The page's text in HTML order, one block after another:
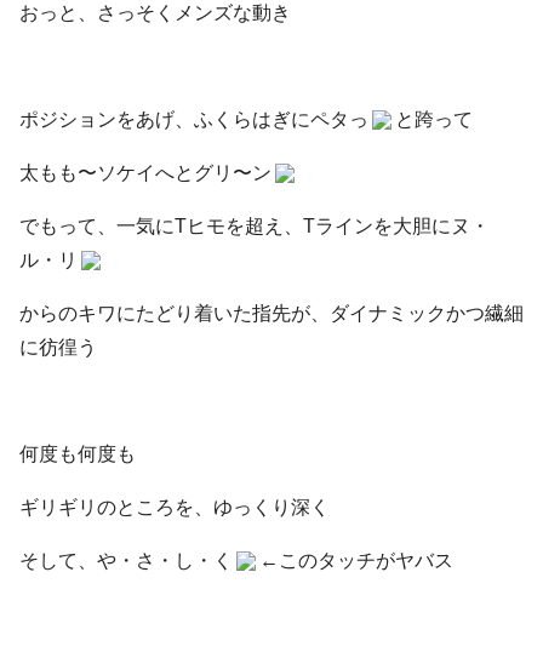
おっと、さっそくメンズな動き
ポジションをあげ、ふくらはぎにペタっ と跨って
太もも〜ソケイへとグリ〜ン
でもって、一気にTヒモを超え、Tラインを大胆にヌ・
ル・リ
からのキワにたどり着いた指先が、ダイナミックかつ繊細
に彷徨う
何度も何度も
ギリギリのところを、ゆっくり深く
そして、や・さ・し・く ←このタッチがヤバス